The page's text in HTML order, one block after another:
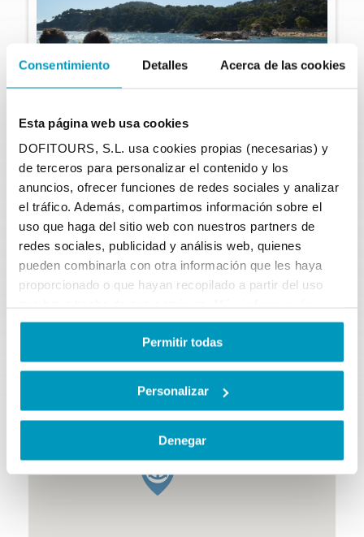
Consentimiento Detalles Acerca de las cookies
Esta página web usa cookies
DOFITOURS, S.L. usa cookies propias (necesarias) y
de terceros para personalizar el contenido y los
anuncios, ofrecer funciones de redes sociales y analizar
el tráfico. Además, compartimos información sobre el
uso que haga del sitio web con nuestros partners de
redes sociales, publicidad y análisis web, quienes
pueden combinarla con otra información que les haya
proporcionado o que hayan recopilado a partir del uso
Permitir todas
Personalizar
Denegar
Et vous, où souhaitez-vous
embarquer ?